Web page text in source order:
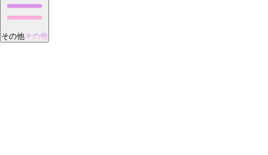
その他その他